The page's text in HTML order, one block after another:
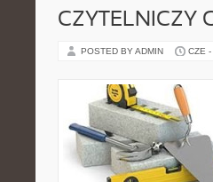
CZYTELNICZY
POSTED BY ADMIN CZE